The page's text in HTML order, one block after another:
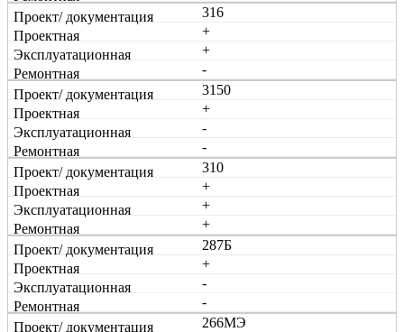
316
+
+
-
3150
+
-
-
310
+
+
+
287Б
+
-
-
266МЭ